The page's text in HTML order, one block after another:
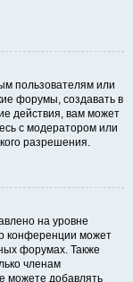
пользователям или
форумы, создавать в
действия, вам может
с модератором или
разрешения.
на уровне
конференции может
форумах. Также
членам
можете добавлять